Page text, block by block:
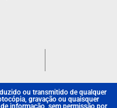
ou transmitido de qualquer
gravação ou quaisquer
informação, sem permissão por